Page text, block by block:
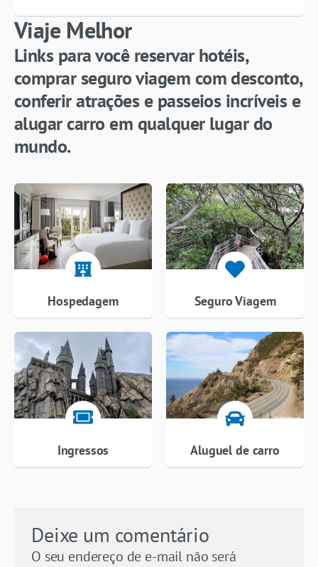
Viaje Melhor
Links para você reservar hotéis,
comprar seguro viagem com desconto,
conferir atrações e passeios incríveis e
alugar carro em qualquer lugar do
mundo.
Hospedagem Seguro Viagem
Ingressos Aluguel de carro
Deixe um comentário
O seu endereço de e-mail não será